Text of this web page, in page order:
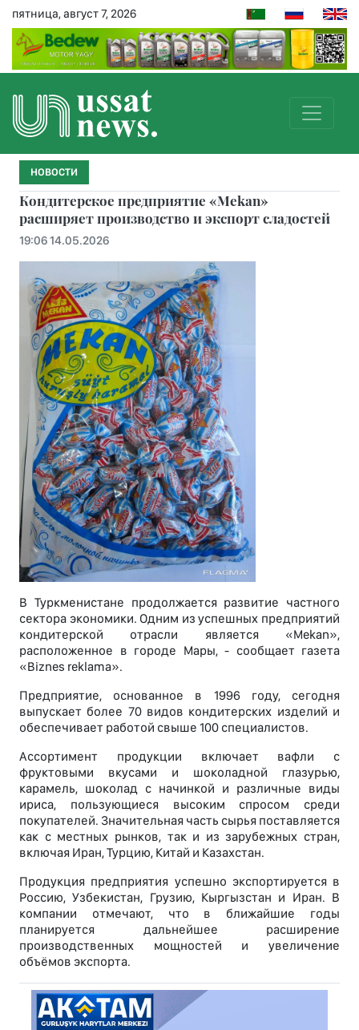
пятница, август 7, 2026
НОВОСТИ
Кондитерское предприятие «Mekan»
расширяет производство и экспорт сладостей
19:06 14.05.2026
В Туркменистане продолжается развитие частного
сектора экономики. Одним из успешных предприятий
кондитерской отрасли является «Mekan»,
расположенное в городе Maры, - сообщает газета
«Biznes reklama».
Предприятие, основанное в 1996 году, сегодня
выпускает более 70 видов кондитерских изделий и
обеспечивает работой свыше 100 специалистов.
Ассортимент продукции включает вафли с
фруктовыми вкусами и шоколадной глазурью,
карамель, шоколад с начинкой и различные виды
ириса, пользующиеся высоким спросом среди
покупателей. Значительная часть сырья поставляется
как с местных рынков, так и из зарубежных стран,
включая Иран, Турцию, Китай и Казахстан.
Продукция предприятия успешно экспортируется в
Россию, Узбекистан, Грузию, Кыргызстан и Иран. В
компании отмечают, что в ближайшие годы
планируется дальнейшее расширение
производственных мощностей и увеличение
объёмов экспорта.